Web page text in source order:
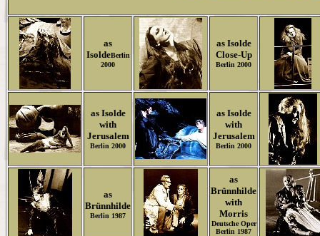
as
IsoldeBerlin
2000
as Isolde
Close-Up
Berlin 2000
as Isolde
with
Jerusalem
Berlin 2000
as Isolde
with
Jerusalem
Berlin 2000
as
Brünnhilde
Berlin 1987
as
Brünnhilde
with
Morris
Deutsche Oper
Berlin 1987